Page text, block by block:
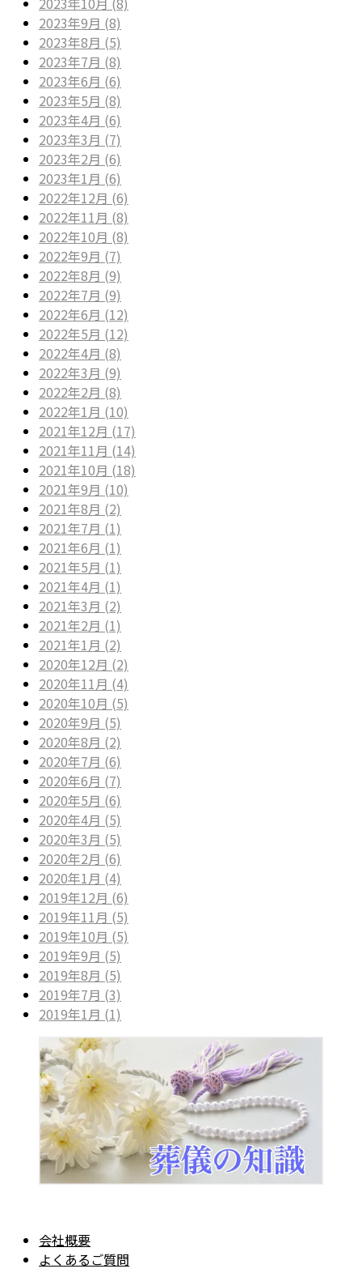
2023年9月 (8)
2023年8月 (5)
2023年7月 (8)
2023年6月 (6)
2023年5月 (8)
2023年4月 (6)
2023年3月 (7)
2023年2月 (6)
2023年1月 (6)
2022年12月 (6)
2022年11月 (8)
2022年10月 (8)
2022年9月 (7)
2022年8月 (9)
2022年7月 (9)
2022年6月 (12)
2022年5月 (12)
2022年4月 (8)
2022年3月 (9)
2022年2月 (8)
2022年1月 (10)
2021年12月 (17)
2021年11月 (14)
2021年10月 (18)
2021年9月 (10)
2021年8月 (2)
2021年7月 (1)
2021年6月 (1)
2021年5月 (1)
2021年4月 (1)
2021年3月 (2)
2021年2月 (1)
2021年1月 (2)
2020年12月 (2)
2020年11月 (4)
2020年10月 (5)
2020年9月 (5)
2020年8月 (2)
2020年7月 (6)
2020年6月 (7)
2020年5月 (6)
2020年4月 (5)
2020年3月 (5)
2020年2月 (6)
2020年1月 (4)
2019年12月 (6)
2019年11月 (5)
2019年10月 (5)
2019年9月 (5)
2019年8月 (5)
2019年7月 (3)
2019年1月 (1)
会社概要
よくあるご質問